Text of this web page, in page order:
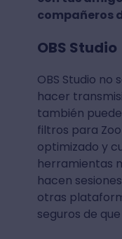
compañeros
OBS Studio
OBS Studio
hacer
también
filtros para
optimizado y
herramientas
hacen
otras
seguros de